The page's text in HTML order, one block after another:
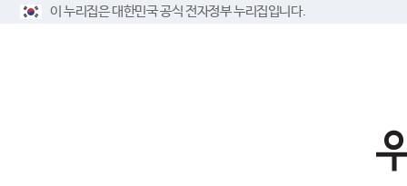
이 누리집은 대한민국 공식 전자정부 누리집입니다.